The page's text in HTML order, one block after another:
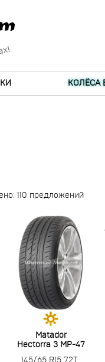
КОЛЁСА
110 предложений
Matador
Hectorra 3 MP-47
145/65 R15 72T